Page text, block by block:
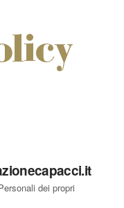
dei propri